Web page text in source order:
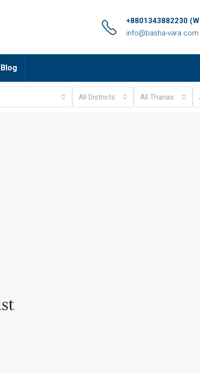
+8801343882230
info@basha-vara.com
Blog
All Districts All Thanas